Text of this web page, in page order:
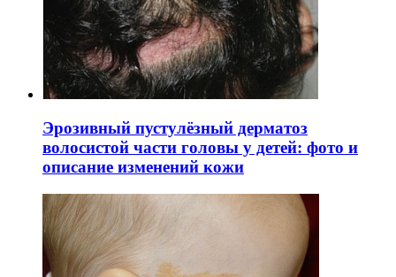
Эрозивный пустулёзный дерматоз
волосистой части головы у детей: фото и
описание изменений кожи